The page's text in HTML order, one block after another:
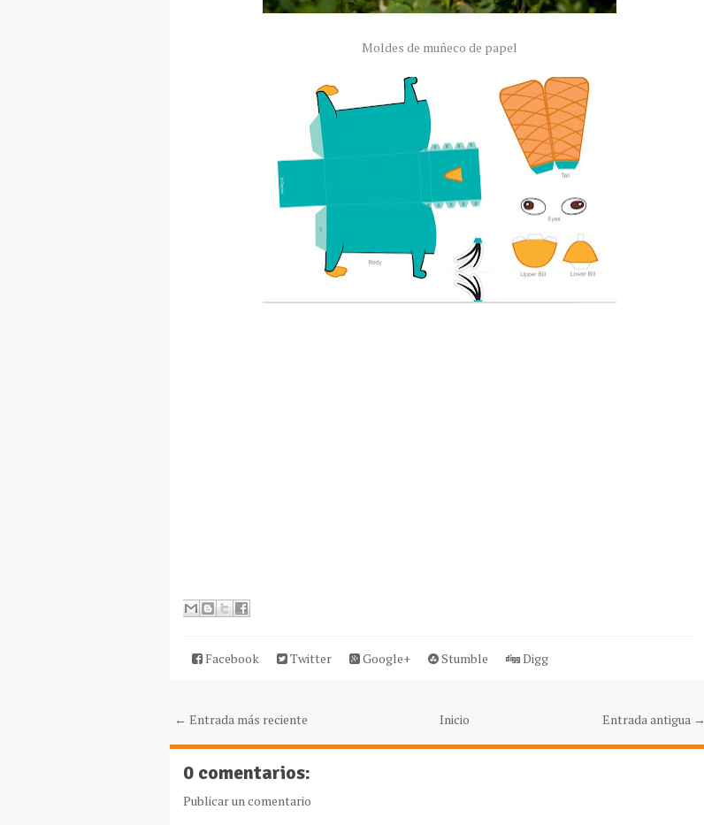
Moldes de muñeco de papel
Facebook Twitter Google+ Stumble Digg
← Entrada más reciente Entrada antigua →
Inicio
0 comentarios:
Publicar un comentario